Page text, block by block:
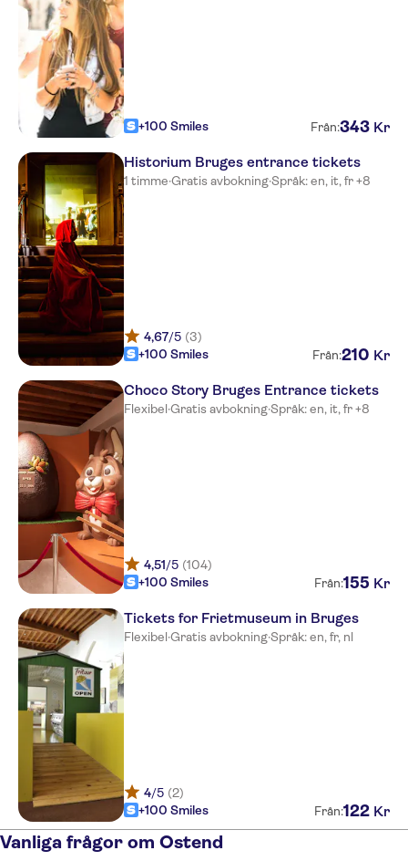
+100 Smiles Från:343 Kr
Historium Bruges entrance tickets
1 timme·Gratis avbokning·Språk: en, it, fr +8
4,67/5 (3)
+100 Smiles
Från:210 Kr
Choco Story Bruges Entrance tickets
Flexibel·Gratis avbokning·Språk: en, it, fr +8
4,51/5 (104)
+100 Smiles
Från:155 Kr
Tickets for Frietmuseum in Bruges
Flexibel·Gratis avbokning·Språk: en, fr, nl
4/5 (2)
+100 Smiles
Från:122 Kr
Vanliga frågor om Ostend